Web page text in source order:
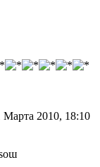
Марта 2010, 18:10